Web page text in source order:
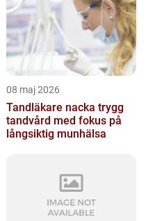
08 maj 2026
Tandläkare nacka trygg
tandvård med fokus på
långsiktig munhälsa